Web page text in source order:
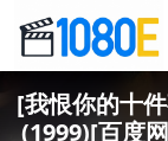
[我恨你的十
(1999)[百度